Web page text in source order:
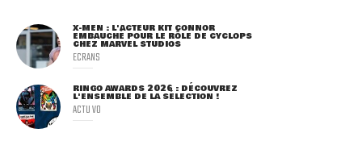
X-MEN : L'ACTEUR KIT CONNOR
EMBAUCHÉ POUR LE RÔLE DE CYCLOPS
CHEZ MARVEL STUDIOS
ECRANS
RINGO AWARDS 2026 : DÉCOUVREZ
L'ENSEMBLE DE LA SÉLECTION !
ACTU VO